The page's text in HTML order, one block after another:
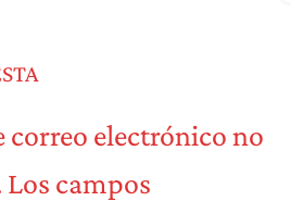
correo electrónico no
Los campos